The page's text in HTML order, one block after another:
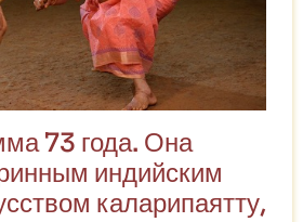
73 года. Она
индийским
каларипаятту,